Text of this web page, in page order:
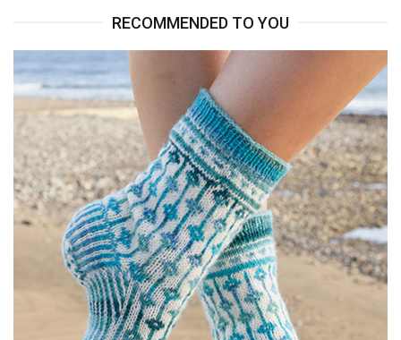
RECOMMENDED TO YOU